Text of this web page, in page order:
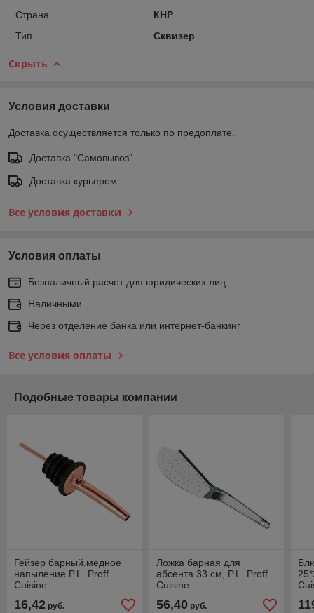
Страна
КНР
Тип
Сквизер
Скрыть
Условия доставки
Доставка осуществляется только по предоплате.
Доставка "Самовывоз"
Доставка курьером
Все условия доставки
Условия оплаты
Безналичный расчет для юридических лиц.
Наличными
Через отделение банка или интернет-банкинг
Все условия оплаты
Подобные товары компании
Гейзер барный.медное
напыление P.L. Proff
Cuisine
16,42 руб.
Ложка барная для
абсента 33 см, P.L. Proff
Cuisine
56,40руб.